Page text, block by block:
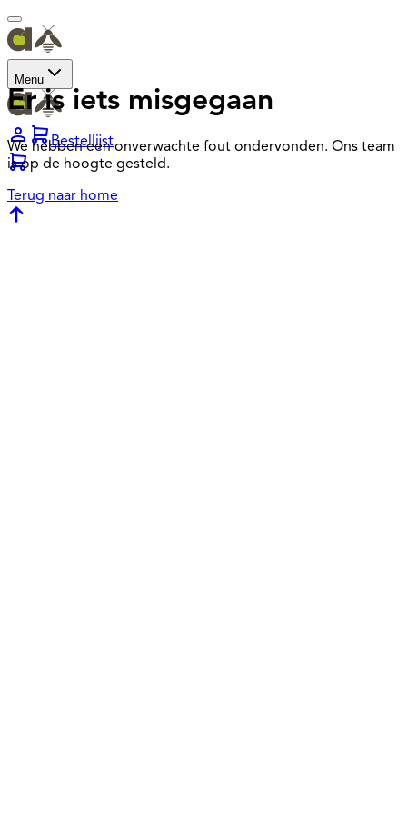
Menu
Bestellijst
Er is iets misgegaan
We hebben een onverwachte fout ondervonden. Ons team
is op de hoogte gesteld.
Terug naar home